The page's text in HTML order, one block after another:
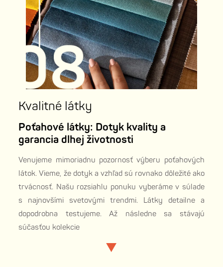
Kvalitné látky
Poťahové látky: Dotyk kvality a
garancia dlhej životnosti
Venujeme mimoriadnu pozornosť výberu poťahových
látok. Vieme, že dotyk a vzhľad sú rovnako dôležité ako
trvácnosť. Našu rozsiahlu ponuku vyberáme v súlade
s najnovšími svetovými trendmi. Látky detailne a
dopodrobna testujeme. Až následne sa stávajú
súčasťou kolekcie